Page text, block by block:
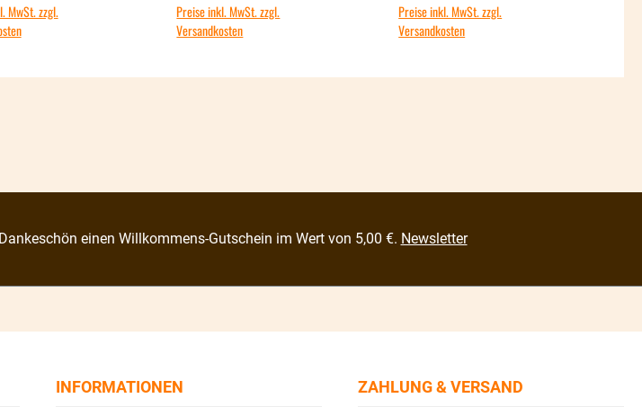
MwSt. zzgl.
Preise inkl. MwSt. zzgl.
Versandkosten
Preise inkl. MwSt. zzgl.
Versandkosten
einen Willkommens-Gutschein im Wert von 5,00 €. Newsletter
INFORMATIONEN ZAHLUNG & VERSAND